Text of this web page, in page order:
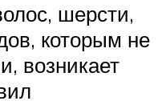
шерсти,
которым не
возникает